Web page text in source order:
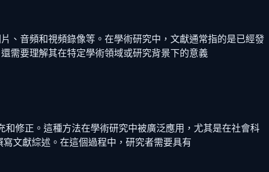
、音頻和視頻錄像等。在學術研究中，文獻通常指的是已經發
需要理解其在特定學術領域或研究背景下的意義
修正。這種方法在學術研究中被廣泛應用，尤其是在社會科
文獻綜述。在這個過程中，研究者需要具有